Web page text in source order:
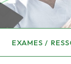
EXAMES